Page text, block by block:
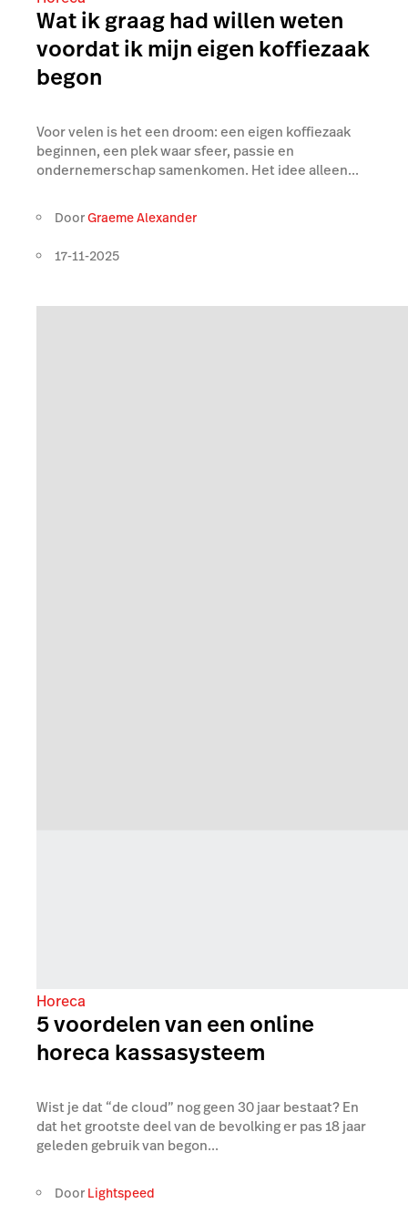
Wat ik graag had willen weten
voordat ik mijn eigen koffiezaak
begon
Voor velen is het een droom: een eigen koffiezaak
beginnen, een plek waar sfeer, passie en
ondernemerschap samenkomen. Het idee alleen...
DoorGraeme Alexander
17-11-2025
Horeca
5 voordelen van een online
horeca kassasysteem
Wist je dat “de cloud” nog geen 30 jaar bestaat? En
dat het grootste deel van de bevolking er pas 18 jaar
geleden gebruik van begon...
Door Lightspeed